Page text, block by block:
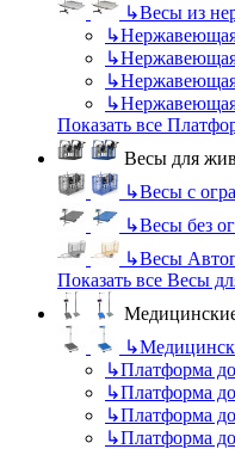
↳Весы из
↳
↳
↳
↳
Показать все
Весы для
↳Весы с
↳Весы без
↳Весы
Показать все Весы
↳
↳Платформа
↳Платформа
↳Платформа
↳Платформа